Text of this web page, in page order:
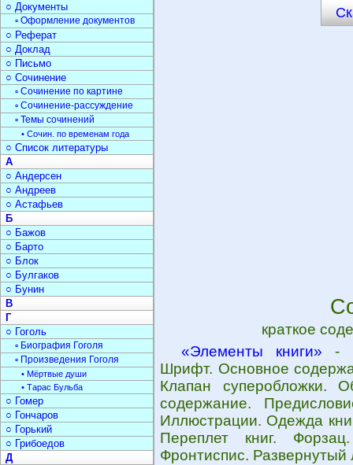
краткое
«Элементы книги» -
Шрифт. Основное
Клапан суперобложки.
содержание.
Иллюстрации. Одежда
Переплет книг.
Фронтиспис. Развернутый
○ Документы
▫ Оформление документов
○ Реферат
○ Доклад
○ Письмо
○ Сочинение
▫ Сочинение по картине
▫ Сочинение-рассуждение
▫ Темы сочинений
• Сочин. по временам года
○ Список литературы
А
○ Андерсен
○ Андреев
○ Астафьев
Б
○ Бажов
○ Барто
○ Блок
○ Булгаков
○ Бунин
В
Г
○ Гоголь
▫ Биография Гоголя
▫ Произведения Гоголя
• Мёртвые души
• Тарас Бульба
○ Гомер
○ Гончаров
○ Горький
○ Грибоедов
Д